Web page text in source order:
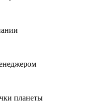
планеты